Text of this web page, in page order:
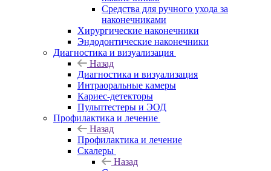
Средства для ручного ухода за
наконечниками
Хирургические наконечники
Эндодонтические наконечники
Диагностика и визуализация
Назад
Диагностика и визуализация
Интраоральные камеры
Кариес-детекторы
Пульптестеры и ЭОД
Профилактика и лечение
Назад
Профилактика и лечение
Скалеры
Назад